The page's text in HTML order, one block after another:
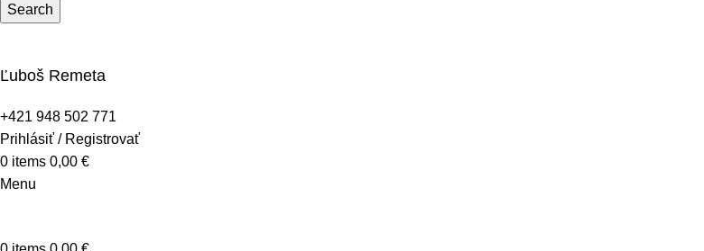
Search
Ľuboš Remeta
+421 948 502 771
Prihlásiť / Registrovať
0 items 0,00 €
Menu